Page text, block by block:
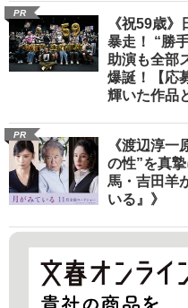
PR
《祝59歳
暴走！ “勝
助演も全部
爆誕！【応
輝いた作品
PR
《渡辺淳
の性”を真
馬・吉田羊
いる』》